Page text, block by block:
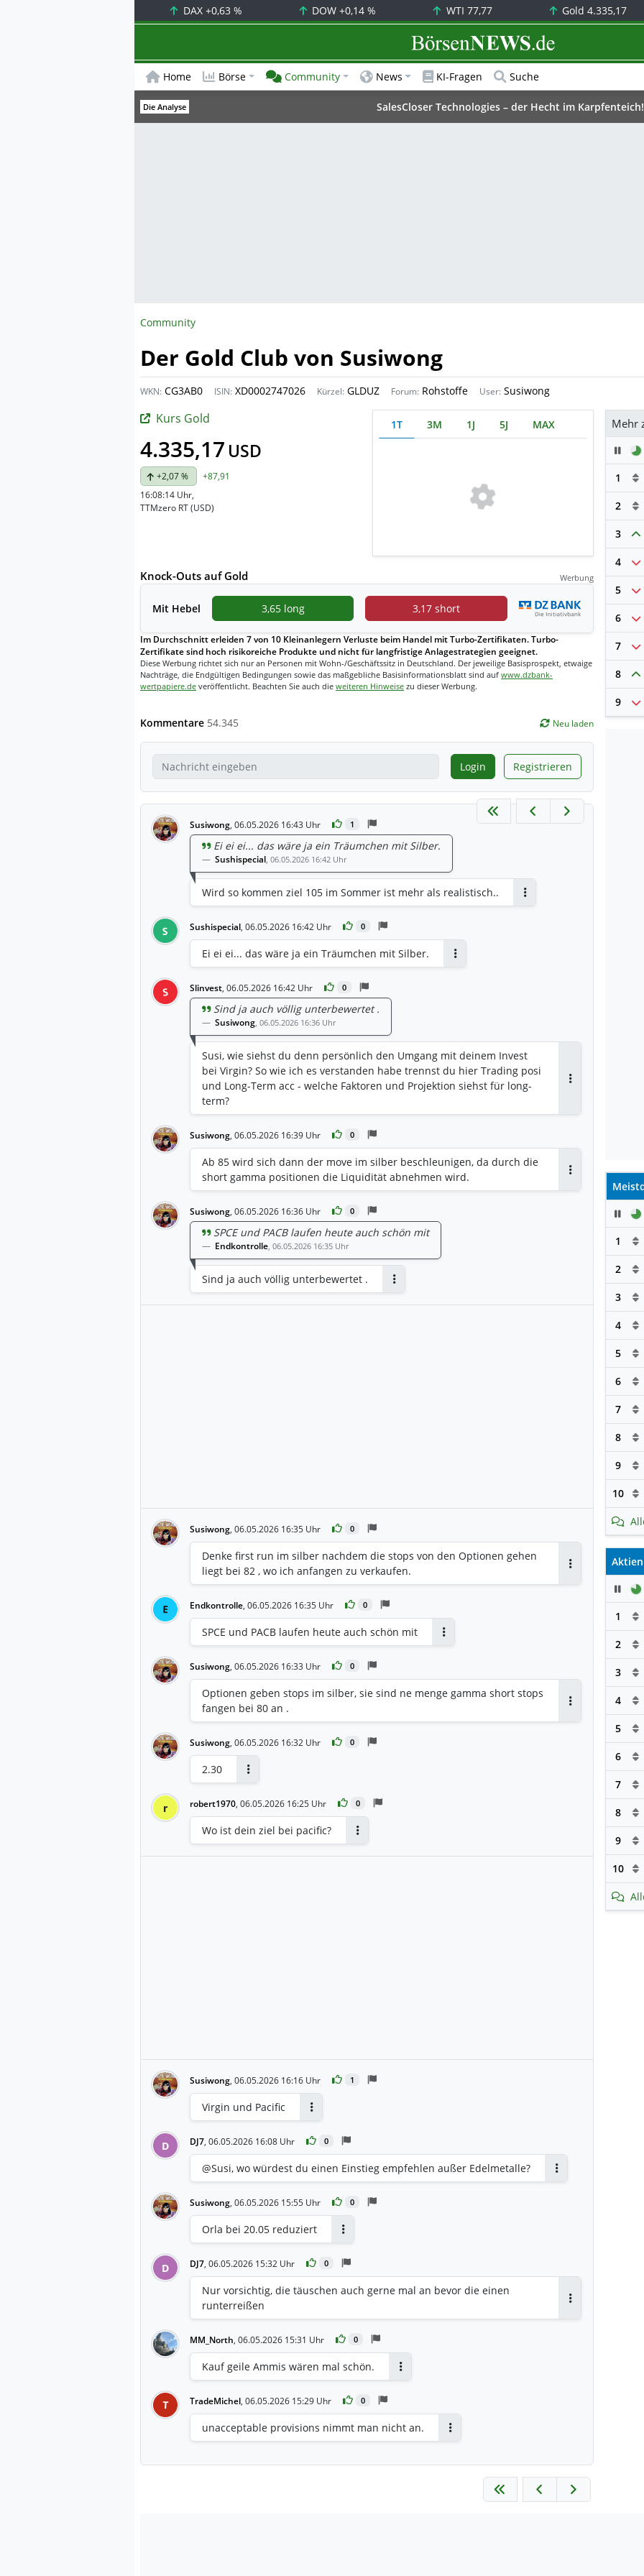
DAX +0,63 % DOW+0,14 % WTI 77,77 Gold4.335,17
BörsenNEWS.de
Home Börse Community News KI-Fragen Suche
Die Analyse SalesCloser Technologies – der Hecht im Karpfenteich!
Community
Der Gold Club von Susiwong
WKN: CG3AB0 ISIN: XD0002747026 Kürzel: GLDUZ Forum: Rohstoffe User: Susiwong
Kurs Gold
4.335,17 USD
+2,07 %
+87,91
16:08:14 Uhr,
TTMzero RT (USD)
1T 3M 1J 5J MAX
Knock-Outs auf Gold Werbung
Mit Hebel 3,65 long 3,17 short
Im Durchschnitt erleiden 7 von 10 Kleinanlegern Verluste beim Handel mit Turbo-Zertifikaten. Turbo-
Zertifikate sind hoch risikoreiche Produkte und nicht für langfristige Anlagestrategien geeignet.
Diese Werbung richtet sich nur an Personen mit Wohn-/Geschäftssitz in Deutschland. Der jeweilige Basisprospekt, etwaige
Nachträge, die Endgültigen Bedingungen sowie das maßgebliche Basisinformationsblatt sind auf www.dzbank-
wertpapiere.de veröffentlicht. Beachten Sie auch die weiteren Hinweise zu dieser Werbung.
Kommentare 54.345 Neu laden
Login Registrieren
Susiwong, 06.05.2026 16:43 Uhr 1
Ei ei ei... das wäre ja ein Träumchen mit Silber.
Sushispecial, 06.05.2026 16:42 Uhr
Wird so kommen ziel 105 im Sommer ist mehr als realistisch..
S Sushispecial, 06.05.2026 16:42 Uhr 0
Ei ei ei... das wäre ja ein Träumchen mit Silber.
S Slinvest, 06.05.2026 16:42 Uhr 0
Sind ja auch völlig unterbewertet .
Susiwong, 06.05.2026 16:36 Uhr
Susi, wie siehst du denn persönlich den Umgang mit deinem Invest
bei Virgin? So wie ich es verstanden habe trennst du hier Trading posi
und Long-Term acc - welche Faktoren und Projektion siehst für long-
term?
Susiwong, 06.05.2026 16:39 Uhr 0
Ab 85 wird sich dann der move im silber beschleunigen, da durch die
short gamma positionen die Liquidität abnehmen wird.
Susiwong, 06.05.2026 16:36 Uhr 0
SPCE und PACB laufen heute auch schön mit
Endkontrolle, 06.05.2026 16:35 Uhr
Sind ja auch völlig unterbewertet .
Susiwong, 06.05.2026 16:35 Uhr 0
Denke first run im silber nachdem die stops von den Optionen gehen
liegt bei 82 , wo ich anfangen zu verkaufen.
Antworten
E Endkontrolle, 06.05.2026 16:35 Uhr 0
SPCE und PACB laufen heute auch schön mit
Susiwong, 06.05.2026 16:33 Uhr 0
Optionen geben stops im silber, sie sind ne menge gamma short stops
fangen bei 80 an .
Antworten
Susiwong, 06.05.2026 16:32 Uhr 0
2.30
r robert1970, 06.05.2026 16:25 Uhr 0
Wo ist dein ziel bei pacific?
Susiwong, 06.05.2026 16:16 Uhr 1
Virgin und Pacific
D DJ7, 06.05.2026 16:08 Uhr 0
@Susi, wo würdest du einen Einstieg empfehlen außer Edelmetalle?
Susiwong, 06.05.2026 15:55 Uhr 0
Orla bei 20.05 reduziert
D DJ7, 06.05.2026 15:32 Uhr 0
Nur vorsichtig, die täuschen auch gerne mal an bevor die einen
runterreißen
MM_North, 06.05.2026 15:31 Uhr 0
Kauf geile Ammis wären mal schön.
T TradeMichel, 06.05.2026 15:29 Uhr 0
unacceptable provisions nimmt man nicht an.
Mehr
1
2
3
4
5
6
7
8
9
1
2
3
4
5
6
7
8
9
10
Aktien
1
2
3
4
5
6
7
8
9
10